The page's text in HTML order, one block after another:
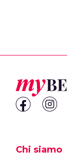
Chi siamo